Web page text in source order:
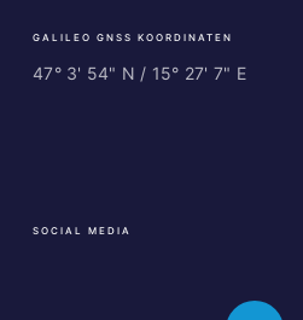
GALILEO GNSS KOORDINATEN
47° 3' 54" N / ­15° 27' 7" E
SOCIAL MEDIA